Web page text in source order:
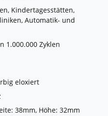
Kindertagesstätten,
Automatik- und
1.000.000 Zyklen
eloxiert
38mm, Höhe: 32mm